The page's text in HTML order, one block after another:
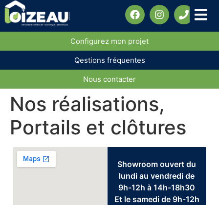
Configurez mon projet
Qestions fréquentes
Nous contacter
Nos réalisations,
Portails et clôtures
Showroom ouvert du
lundi au vendredi de
9h-12h à 14h-18h30
Et le samedi de 9h-12h